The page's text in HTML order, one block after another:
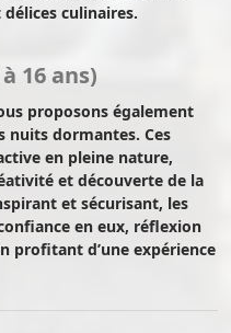
culinaires.
à 16 ans)
proposons également
nuits dormantes. Ces
en pleine nature,
et découverte de la
et sécurisant, les
en eux, réflexion
profitant d’une expérience